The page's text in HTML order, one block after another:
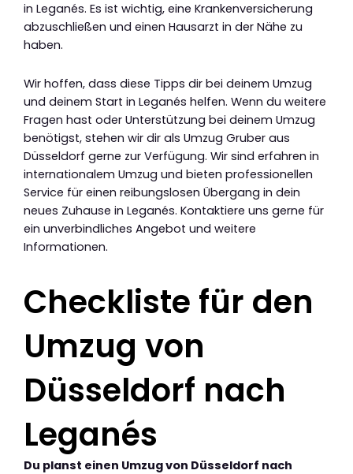
in Leganés. Es ist wichtig, eine Krankenversicherung
abzuschließen und einen Hausarzt in der Nähe zu
haben.
Wir hoffen, dass diese Tipps dir bei deinem Umzug
und deinem Start in Leganés helfen. Wenn du weitere
Fragen hast oder Unterstützung bei deinem Umzug
benötigst, stehen wir dir als Umzug Gruber aus
Düsseldorf gerne zur Verfügung. Wir sind erfahren in
internationalem Umzug und bieten professionellen
Service für einen reibungslosen Übergang in dein
neues Zuhause in Leganés. Kontaktiere uns gerne für
ein unverbindliches Angebot und weitere
Informationen.
Checkliste für den
Umzug von
Düsseldorf nach
Leganés
Du planst einen Umzug von Düsseldorf nach